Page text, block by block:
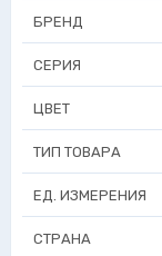
БРЕНД
СЕРИЯ
ЦВЕТ
ТИП ТОВАРА
ЕД. ИЗМЕРЕНИЯ
СТРАНА